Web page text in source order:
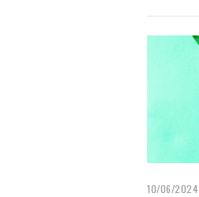
10/06/2024